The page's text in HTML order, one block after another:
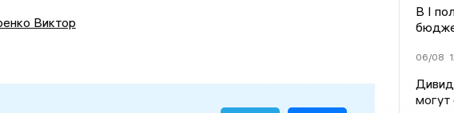
Виктор
В I
06/08
могут